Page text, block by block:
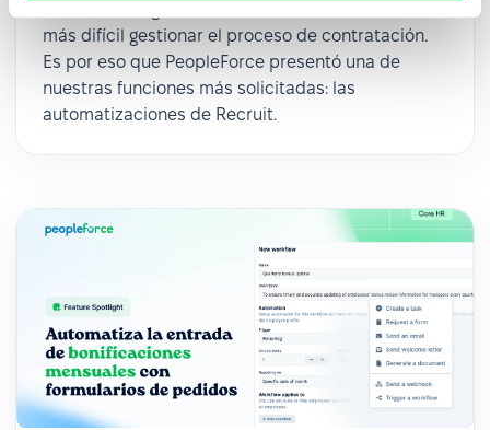
más difícil gestionar el proceso de contratación.
Es por eso que PeopleForce presentó una de
nuestras funciones más solicitadas: las
automatizaciones de Recruit.